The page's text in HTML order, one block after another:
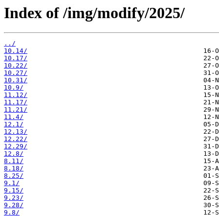
Index of /img/modify/2025/
../
10.14/
10.17/
10.22/
10.27/
10.31/
10.9/
11.12/
11.17/
11.21/
11.4/
12.1/
12.13/
12.22/
12.29/
12.8/
8.11/
8.18/
8.25/
9.1/
9.15/
9.23/
9.28/
9.8/